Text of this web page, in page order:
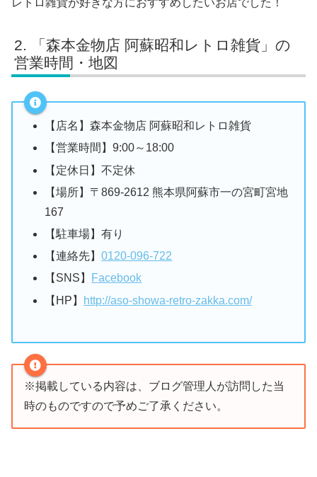
レトロ雑貨が好きな方におすすめしたいお店でした！
「森本金物店 阿蘇昭和レトロ雑貨」の
営業時間・地図
【店名】森本金物店 阿蘇昭和レトロ雑貨
【営業時間】9:00～18:00
【定休日】不定休
【場所】〒869-2612 熊本県阿蘇市一の宮町宮地
167
【駐車場】有り
【連絡先】0120-096-722
【SNS】
Facebook
【HP】
http://aso-showa-retro-zakka.com/
※掲載している内容は、ブログ管理人が訪問した当
時のものですので予めご了承ください。